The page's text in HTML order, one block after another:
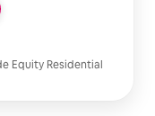
Equity Residential